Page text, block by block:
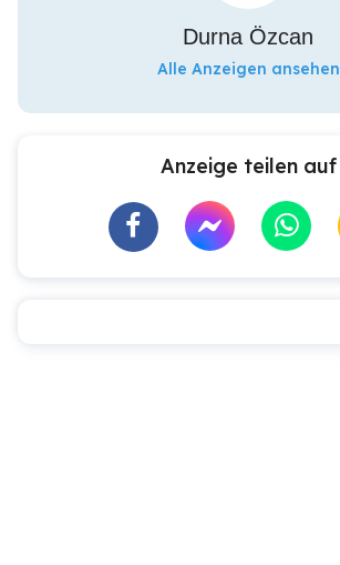
Durna Özcan
Alle Anzeigen ansehen
Anzeige teilen auf